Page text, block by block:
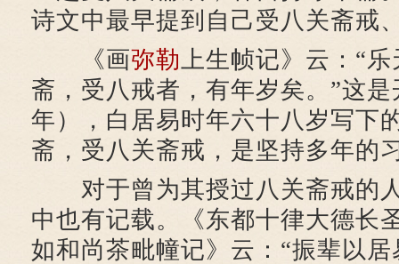
诗文中最早提到自己受八关斋戒
《画弥勒上生帧记》云：“乐
斋，受八戒者，有年岁矣。”这
年），白居易时年六十八岁写下
斋，受八关斋戒，是坚持多年的
对于曾为其授过八关斋戒的
中也有记载。《东都十律大德长
如和尚茶毗幢记》云：“振辈以